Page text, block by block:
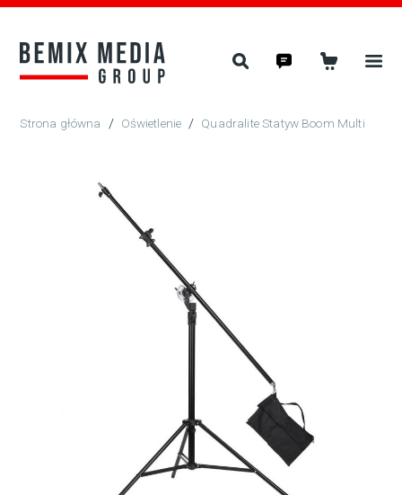
/ Oświetlenie / Quadralite Statyw Boom Multi